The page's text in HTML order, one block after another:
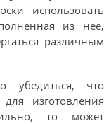
использовать
из нее,
различным
убедиться, что
изготовления
то может